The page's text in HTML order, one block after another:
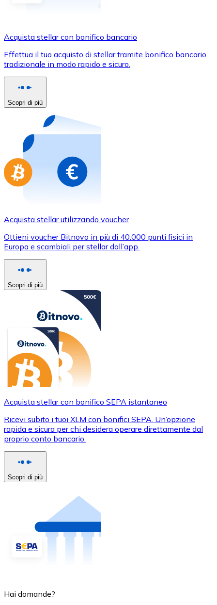
Usa le carte Visa e Mastercard per acquistare
Acquista con carta
Acquista gift card dei tuoi marchi preferiti con
Vai al negozio di carte regalo
Acquista stellar con bonifico bancario
Effettua il tuo acquisto di stellar tramite bonifico bancario
tradizionale in modo rapido e sicuro.
Scopri di più
Acquista stellar utilizzando voucher
Ottieni voucher Bitnovo in più di 40.000 punti fisici in
Europa e scambiali per stellar dall’app.
Scopri di più
Acquista stellar con bonifico SEPA istantaneo
Ricevi subito i tuoi XLM con bonifici SEPA. Un’opzione
rapida e sicura per chi desidera operare direttamente dal
proprio conto bancario.
Scopri di più
Hai domande?